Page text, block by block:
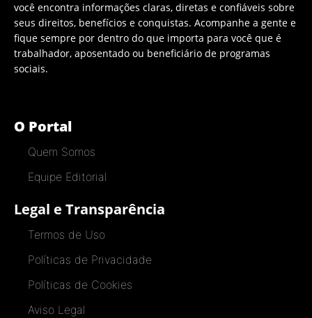
você encontra informações claras, diretas e confiáveis sobre
seus direitos, benefícios e conquistas. Acompanhe a gente e
fique sempre por dentro do que importa para você que é
trabalhador, aposentado ou beneficiário de programas
sociais.
O Portal
Quem Somos
Equipe Editorial
Legal e Transparência
Termos de Uso
Políticas de Privacidade
Políticas de Cookies
Aviso Legal